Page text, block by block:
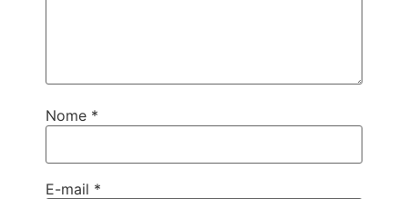
Nome *
E-mail *